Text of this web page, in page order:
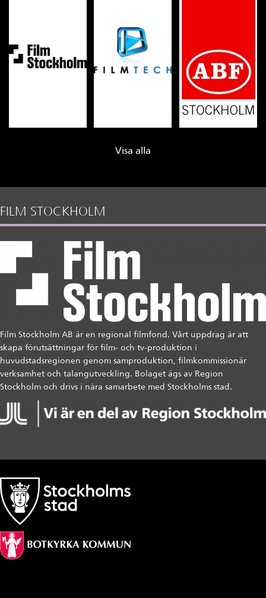
Visa alla
FILM STOCKHOLM
Film Stockholm AB är en regional filmfond. Vårt uppdrag är att
skapa förutsättningar för film- och tv-produktion i
huvudstadsregionen genom samproduktion, filmkommissionär
verksamhet och talangutveckling. Bolaget ägs av Region
Stockholm och drivs i nära samarbete med Stockholms stad.